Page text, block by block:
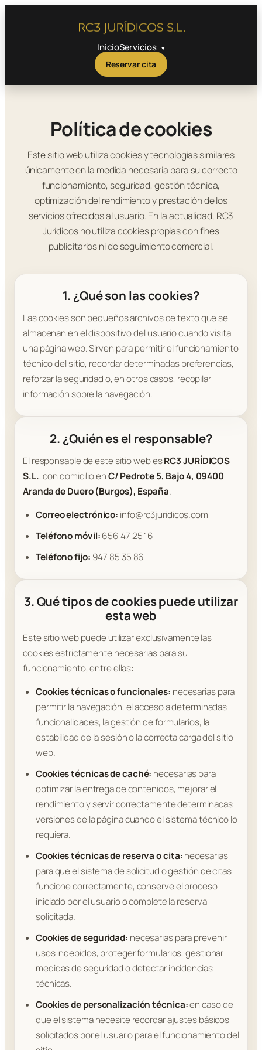
InicioServicios
Reservar cita
Política de cookies
Este sitio web utiliza cookies y tecnologías similares
únicamente en la medida necesaria para su correcto
funcionamiento, seguridad, gestión técnica,
optimización del rendimiento y prestación de los
servicios ofrecidos al usuario. En la actualidad, RC3
Jurídicos no utiliza cookies propias con fines
publicitarios ni de seguimiento comercial.
1. ¿Qué son las cookies?
Las cookies son pequeños archivos de texto que se
almacenan en el dispositivo del usuario cuando visita
una página web. Sirven para permitir el funcionamiento
técnico del sitio, recordar determinadas preferencias,
reforzar la seguridad o, en otros casos, recopilar
información sobre la navegación.
2. ¿Quién es el responsable?
El responsable de este sitio web esRC3 JURÍDICOS
S.L., con domicilio enC/ Pedrote 5, Bajo 4, 09400
Aranda de Duero (Burgos), España.
Correo electrónico: info@rc3juridicos.com
Teléfono móvil:656 47 25 16
Teléfono fijo: 947 85 35 86
3. Qué tipos de cookies puede utilizar
esta web
Este sitio web puede utilizar exclusivamente las
cookies estrictamente necesarias para su
funcionamiento, entre ellas:
Cookies técnicas o funcionales: necesarias para
permitir la navegación, el acceso a determinadas
funcionalidades, la gestión de formularios, la
estabilidad de la sesión o la correcta carga del sitio
web.
Cookies técnicas de caché: necesarias para
optimizar la entrega de contenidos, mejorar el
rendimiento y servir correctamente determinadas
versiones de la página cuando el sistema técnico lo
requiera.
Cookies técnicas de reserva o cita:necesarias
para que el sistema de solicitud o gestión de citas
funcione correctamente, conserve el proceso
iniciado por el usuario o complete la reserva
solicitada.
Cookies de seguridad: necesarias para prevenir
usos indebidos, proteger formularios, gestionar
medidas de seguridad o detectar incidencias
técnicas.
Cookies de personalización técnica:en caso de
que el sistema necesite recordar ajustes básicos
solicitados por el usuario para el funcionamiento del